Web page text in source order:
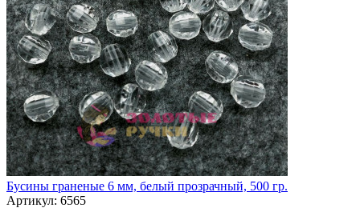
Бусины граненые 6 мм, белый прозрачный, 500 гр.
Артикул: 6565